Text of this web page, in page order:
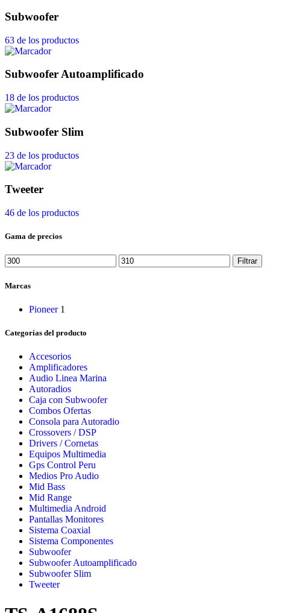
Subwoofer
63 de los productos
Subwoofer Autoamplificado
18 de los productos
Subwoofer Slim
23 de los productos
Tweeter
46 de los productos
Gama de precios
Filtrar
Marcas
Pioneer 1
Categorías del producto
Accesorios
Amplificadores
Audio Linea Marina
Autoradios
Caja con Subwoofer
Combos Ofertas
Consola para Autoradio
Crossovers / DSP
Drivers / Cornetas
Equipos Multimedia
Gps Control Peru
Medios Pro Audio
Mid Bass
Mid Range
Multimedia Android
Pantallas Monitores
Sistema Coaxial
Sistema Componentes
Subwoofer
Subwoofer Autoamplificado
Subwoofer Slim
Tweeter